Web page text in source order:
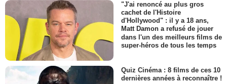
"J'ai renoncé au plus gros
cachet de l'Histoire
d'Hollywood" : il y a 18 ans,
Matt Damon a refusé de jouer
dans l'un des meilleurs films de
super-héros de tous les temps
Quiz Cinéma : 8 films de ces 10
dernières années à reconnaître !